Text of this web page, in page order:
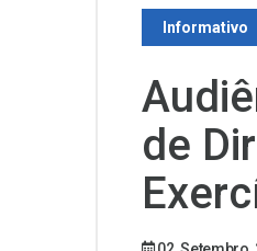
Informativo
de